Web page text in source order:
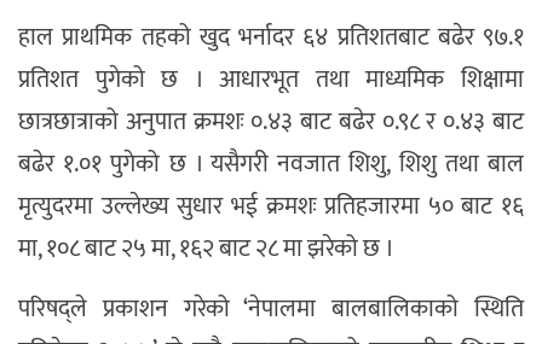
हाल प्राथमिक तहको खुद भर्नादर ६४ प्रतिशतबाट बढेर ९७.१
प्रतिशत पुगेको छ । आधारभूत तथा माध्यमिक शिक्षामा
छात्रछात्राको अनुपात क्रमशः ०.४३ बाट बढेर ०.९८ र ०.४३ बाट
बढेर १.०१ पुगेको छ । यसैगरी नवजात शिशु, शिशु तथा बाल
मृत्युदरमा उल्लेख्य सुधार भई क्रमशः प्रतिहजारमा ५० बाट १६
मा, १०८ बाट २५ मा, १६२ बाट २८ मा झरेको छ ।
परिषद्ले प्रकाशन गरेको ‘नेपालमा बालबालिकाको स्थिति